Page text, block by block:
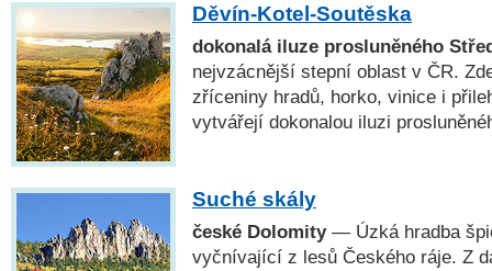
Děvín-Kotel-Soutěska
dokonalá iluze prosluněného
nejvzácnější stepní oblast v ČR.
zříceniny hradů, horko, vinice i
vytvářejí dokonalou iluzi
Suché skály
české Dolomity— Úzká hradba
vyčnívající z lesů Českého ráje. Z